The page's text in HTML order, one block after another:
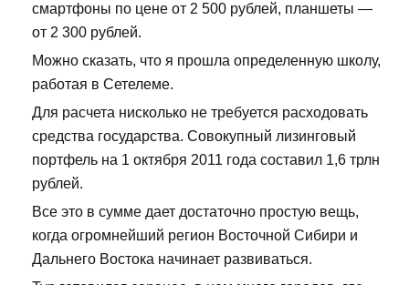
смартфоны по цене от 2 500 рублей, планшеты —
от 2 300 рублей.
Можно сказать, что я прошла определенную школу,
работая в Сетелеме.
Для расчета нисколько не требуется расходовать
средства государства. Совокупный лизинговый
портфель на 1 октября 2011 года составил 1,6 трлн
рублей.
Все это в сумме дает достаточно простую вещь,
когда огромнейший регион Восточной Сибири и
Дальнего Востока начинает развиваться.